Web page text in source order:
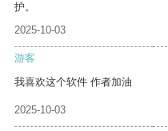
护。
2025-10-03
游客
我喜欢这个软件 作者加油
2025-10-03